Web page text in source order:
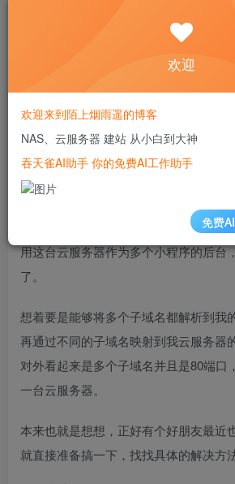
背景
因为前段时间买了腾讯云3年的云服务器
代码放上去。正好最近也在计划写个小
和80端口，但是只有一台云服务器，
用这台云服务器作为多个小程序的后台
了。
想着要是能够将多个子域名都解析到我
再通过不同的子域名映射到我云服务器
对外看起来是多个子域名并且是80端口
一台云服务器。
本来也就是想想，正好有个好朋友最近
就直接准备搞一下，找找具体的解决方法
欢迎
欢迎来到陌上烟雨遥的博客
NAS、云服务器 建站 从小白到大神
吞天雀AI助手 你的免费AI工作助手
免费